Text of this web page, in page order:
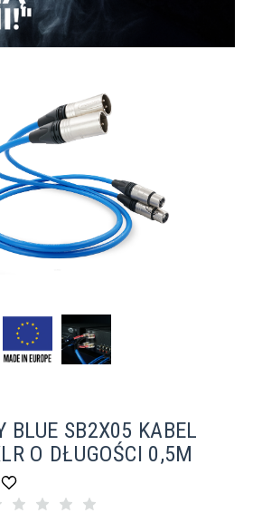
BLUE SB2X05 KABEL
O DŁUGOŚCI 0,5M